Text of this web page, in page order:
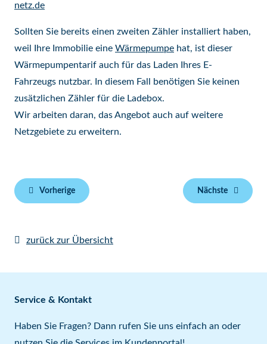
netz.de
Sollten Sie bereits einen zweiten Zähler installiert haben,
weil Ihre Immobilie eine Wärmepumpe hat, ist dieser
Wärmepumpentarif auch für das Laden Ihres E-
Fahrzeugs nutzbar. In diesem Fall benötigen Sie keinen
zusätzlichen Zähler für die Ladebox.
Wir arbeiten daran, das Angebot auch auf weitere
Netzgebiete zu erweitern.
Vorherige Nächste
zurück zur Übersicht
Service & Kontakt
Haben Sie Fragen? Dann rufen Sie uns einfach an oder